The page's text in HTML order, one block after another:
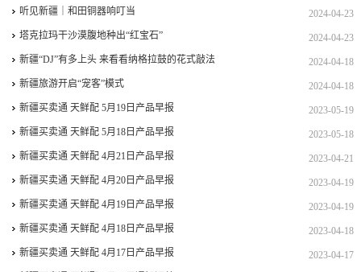
2024-04-23
听见新疆｜和田铜器响叮当
2024-04-23
塔克拉玛干沙漠腹地种出“红宝石”
2024-04-18
新疆“DJ”有多上头 来看看纳格拉鼓的花式敲法
2024-04-18
新疆旅游开启“宠客”模式
2023-05-19
新疆买卖通 天鲜配 5月19日产品早报
2023-05-18
新疆买卖通 天鲜配 5月18日产品早报
2023-04-21
新疆买卖通 天鲜配 4月21日产品早报
2023-04-19
新疆买卖通 天鲜配 4月20日产品早报
2023-04-19
新疆买卖通 天鲜配 4月19日产品早报
2023-04-18
新疆买卖通 天鲜配 4月18日产品早报
2023-04-17
新疆买卖通 天鲜配 4月17日产品早报